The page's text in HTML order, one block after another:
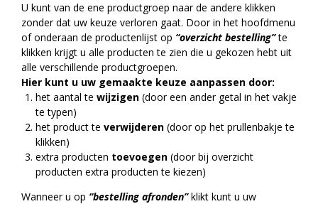
U kunt van de ene productgroep naar de andere klikken
zonder dat uw keuze verloren gaat. Door in het hoofdmenu
of onderaan de productenlijst op “overzicht bestelling”te
klikken krijgt u alle producten te zien die u gekozen hebt uit
alle verschillende productgroepen.
Hier kunt u uw gemaakte keuze aanpassen door:
het aantal te wijzigen (door een ander getal in het vakje
te typen)
het product te verwijderen (door op het prullenbakje te
klikken)
extra producten toevoegen (door bij overzicht
producten extra producten te kiezen)
Wanneer u op “bestelling afronden”klikt kunt u uw